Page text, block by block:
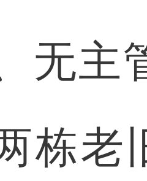
无主
栋老